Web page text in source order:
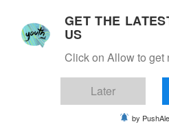
GET THE
US
Click on Allow to get
Later
by